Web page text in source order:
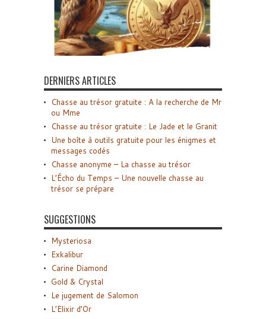
DERNIERS ARTICLES
Chasse au trésor gratuite : A la recherche de Mr
ou Mme
Chasse au trésor gratuite : Le Jade et le Granit
Une boîte à outils gratuite pour les énigmes et
messages codés
Chasse anonyme – La chasse au trésor
L’Écho du Temps – Une nouvelle chasse au
trésor se prépare
SUGGESTIONS
Mysteriosa
Exkalibur
Carine Diamond
Gold & Crystal
Le jugement de Salomon
L’Elixir d’Or